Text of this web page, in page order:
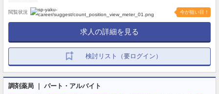
閲覧状況 今が狙い目！
求人の詳細を見る
検討リスト（要ログイン）
調剤薬局 ｜ パート・アルバイト